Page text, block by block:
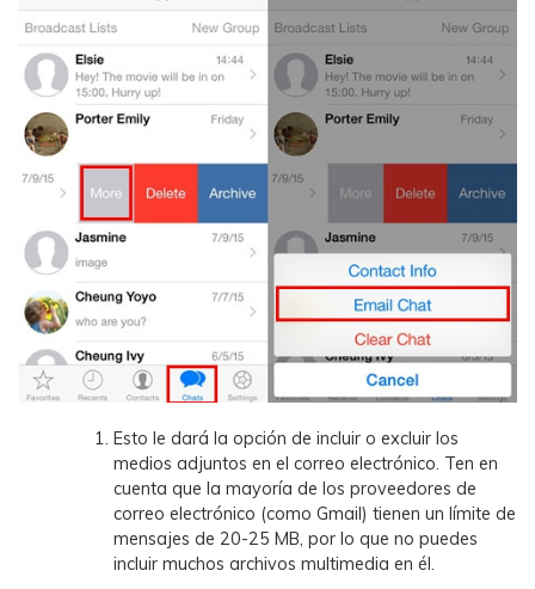
Esto le dará la opción de incluir o excluir los
medios adjuntos en el correo electrónico. Ten en
cuenta que la mayoría de los proveedores de
correo electrónico (como Gmail) tienen un límite de
mensajes de 20-25 MB, por lo que no puedes
incluir muchos archivos multimedia en él.